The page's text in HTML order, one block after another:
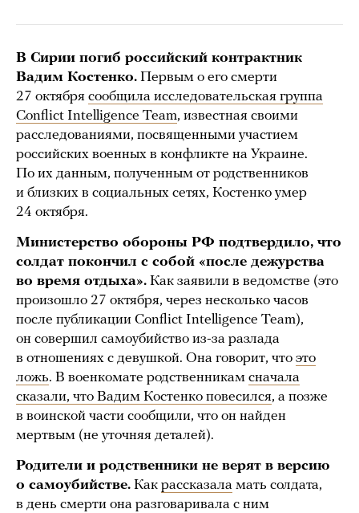
В Сирии погиб российский контрактник
Вадим Костенко. Первым о его смерти
27 октября сообщила исследовательская группа
Conflict Intelligence Team, известная своими
расследованиями, посвященными участием
российских военных в конфликте на Украине.
По их данным, полученным от родственников
и близких в социальных сетях, Костенко умер
24 октября.
Министерство обороны РФ подтвердило, что
солдат покончил с собой «после дежурства
во время отдыха». Как заявили в ведомстве (это
произошло 27 октября, через несколько часов
после публикации Conflict Intelligence Team),
он совершил самоубийство из-за разлада
в отношениях с девушкой. Она говорит, что это
ложь. В военкомате родственникам сначала
сказали, что Вадим Костенко повесился, а позже
в воинской части сообщили, что он найден
мертвым (не уточняя деталей).
Родители и родственники не верят в версию
о самоубийстве. Как рассказала мать солдата,
в день смерти она разговаривала с ним